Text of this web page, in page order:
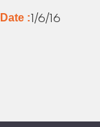
Date :1/6/16